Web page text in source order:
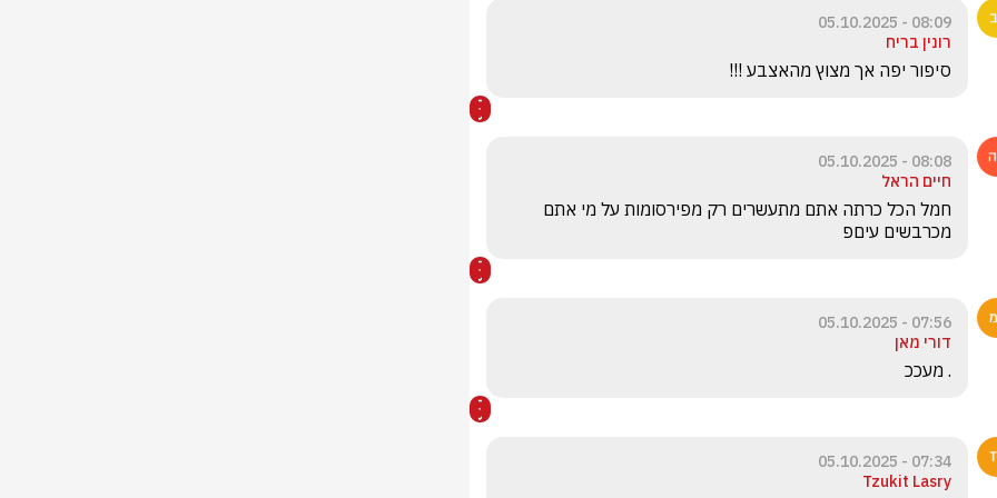
08:09 - 05.10.2025
רונין בריח
סיפור יפה אך מצוץ מהאצבע !!!
08:08 - 05.10.2025
חיים הראל
מכרבשים עיםפ
07:56 - 05.10.2025
דורי מאן
. מעככ
07:34 - 05.10.2025
Tzukit Lasry